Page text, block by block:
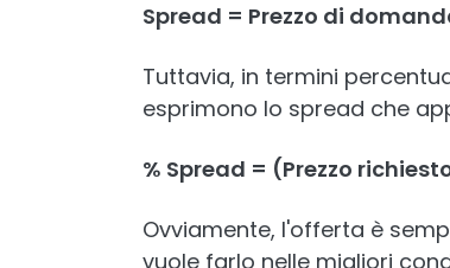
Spread = Prezzo di
Tuttavia, in termini
esprimono lo spread che
% Spread = (Prezzo
Ovviamente, l'offerta è
vuole farlo nelle migliori